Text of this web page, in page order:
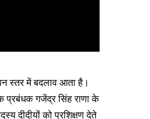
स्तर में बदलाव आता है।
प्रबंधक गजेंद्र सिंह राणा के
दीदीयों को प्रशिक्षण देते